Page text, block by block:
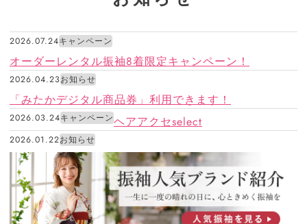
2026.07.24キャンペーン
オーダーレンタル振袖8着限定キャンペーン！
2026.04.23お知らせ
「みたかデジタル商品券」利用できます！
2026.03.24キャンペーンヘアアクセselect
2026.01.22お知らせ